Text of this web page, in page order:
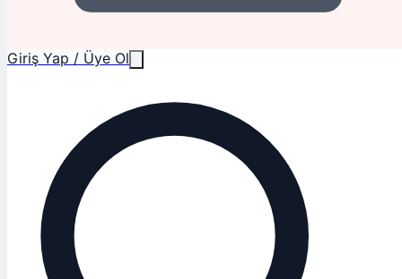
Giriş Yap / Üye Ol